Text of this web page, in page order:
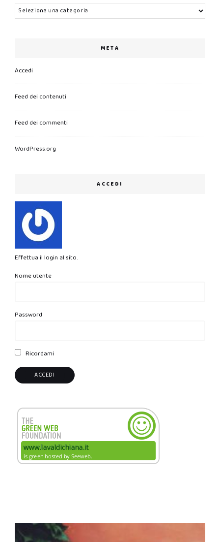
Categorie
META
Accedi
Feed dei contenuti
Feed dei commenti
WordPress.org
ACCEDI
Effettua il login al sito.
Nome utente
Password
Ricordami